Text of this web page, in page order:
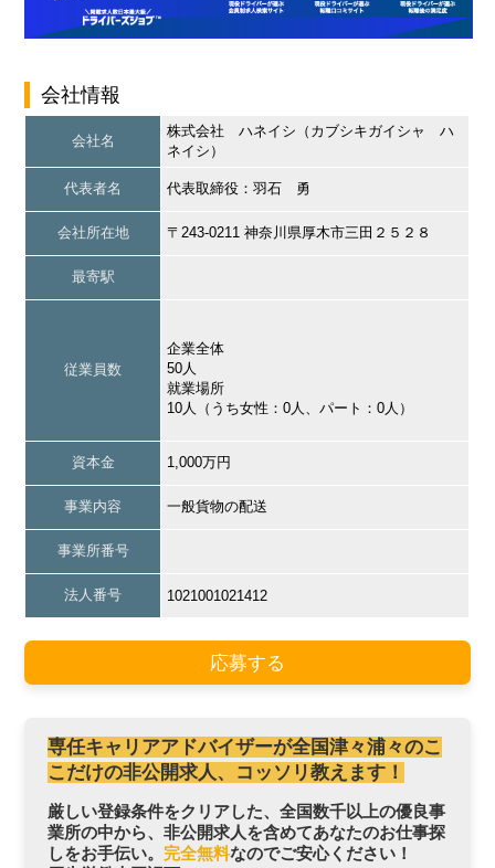
会社情報
会社名
株式会社 ハネイシ（カブシキガイシャ ハ
ネイシ）
代表者名 代表取締役：羽石 勇
会社所在地 〒243-0211 神奈川県厚木市三田２５２８
最寄駅
従業員数
企業全体
50人
就業場所
10人（うち女性：0人、パート：0人）
資本金 1,000万円
事業内容 一般貨物の配送
事業所番号
法人番号 1021001021412
応募する
専任キャリアアドバイザーが全国津々浦々のこ
こだけの非公開求人、コッソリ教えます！
厳しい登録条件をクリアした、全国数千以上の優良事
業所の中から、非公開求人を含めてあなたのお仕事探
しをお手伝い。 完全無料なのでご安心ください！